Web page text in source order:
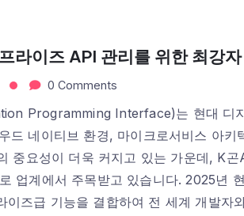
라이즈 API 관리를 위한 최강자
0 Comments
Programming Interface)는 현대 디
드 네이티브 환경, 마이크로서비스 아
중요성이 더욱 커지고 있는 가운데, K
업계에서 주목받고 있습니다. 2025년
이즈급 기능을 결합하여 전 세계 개발자